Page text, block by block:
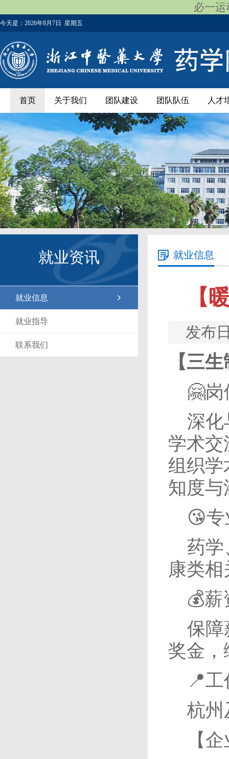
必一运
今天是： 2026年8月7日 星期五
首页 关于我们 团队建设 团队队伍 人才
就业资讯
就业信息
就业指导
联系我们
就业信息
【
发布
【三
🤗
深化
学术交
组织学
知度与
😘
药学
康类
💰薪
保障
奖金，
📍
杭州
【